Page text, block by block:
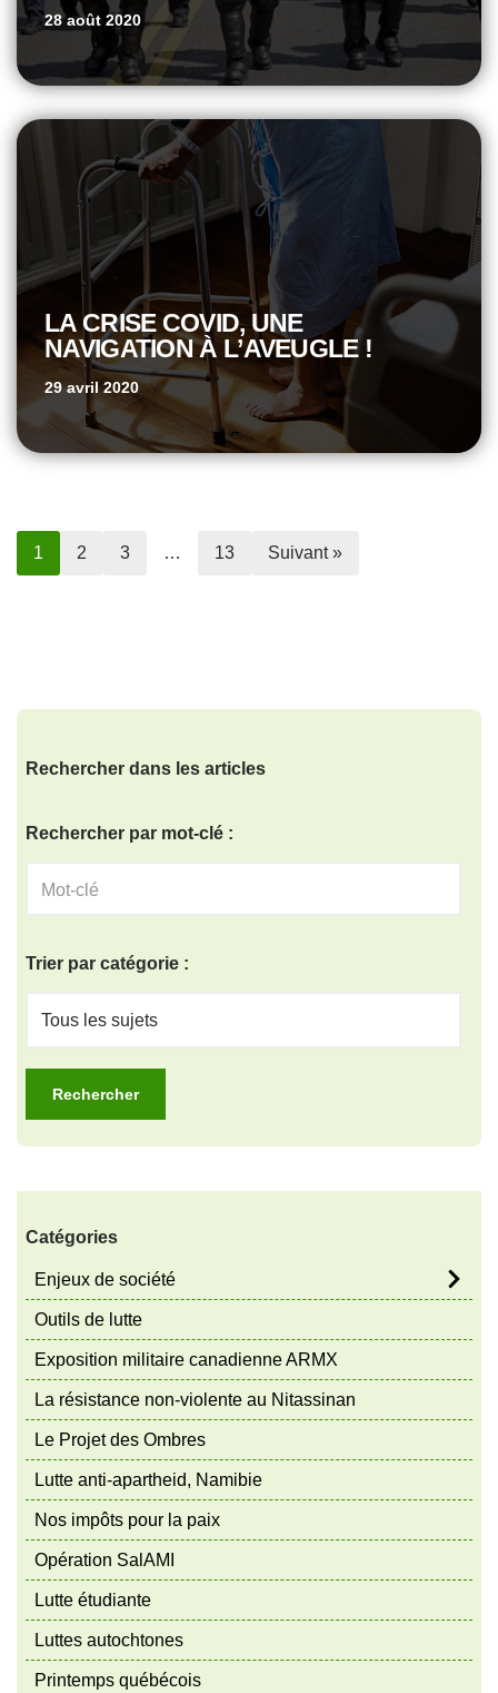
28 août 2020
LA CRISE COVID, UNE
NAVIGATION À L’AVEUGLE !
29 avril 2020
1 2 3 … 13 Suivant »
Rechercher dans les articles
Rechercher par mot-clé :
Trier par catégorie :
Catégories
Enjeux de société
Outils de lutte
Exposition militaire canadienne ARMX
La résistance non-violente au Nitassinan
Le Projet des Ombres
Lutte anti-apartheid, Namibie
Nos impôts pour la paix
Opération SalAMI
Lutte étudiante
Luttes autochtones
Printemps québécois